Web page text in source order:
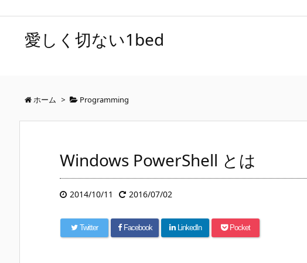
愛しく切ない1bed
ホーム > Programming
Windows PowerShell とは
2014/10/11 2016/07/02
Twitter Facebook LinkedIn Pocket